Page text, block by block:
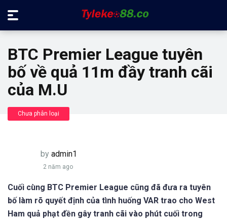
BTC Premier League tuyên
bố về quả 11m đầy tranh cãi
của M.U
Chưa phân loại
by admin1
2 năm ago
Cuối cùng BTC Premier League cũng đã đưa ra tuyên
bố làm rõ quyết định của tình huống VAR trao cho West
Ham quả phạt đền gây tranh cãi vào phút cuối trong